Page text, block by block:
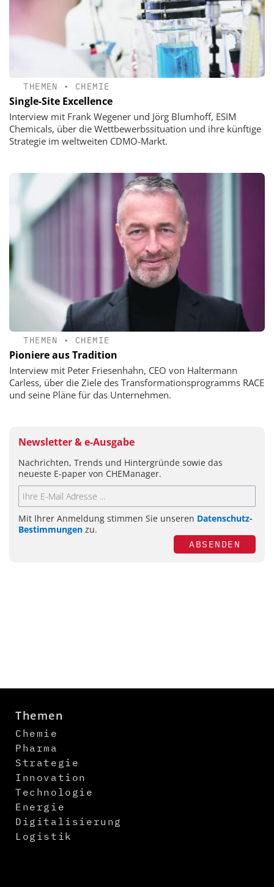
THEMEN • CHEMIE
Single-Site Excellence
Interview mit Frank Wegener und Jörg Blumhoff, ESIM
Chemicals, über die Wettbewerbssituation und ihre künftige
Strategie im weltweiten CDMO-Markt.
THEMEN • CHEMIE
Pioniere aus Tradition
Interview mit Peter Friesenhahn, CEO von Haltermann
Carless, über die Ziele des Transformationsprogramms RACE
und seine Pläne für das Unternehmen.
Newsletter & e-Ausgabe
Nachrichten, Trends und Hintergründe sowie das
neueste E-paper von CHEManager.
Mit Ihrer Anmeldung stimmen Sie unseren Datenschutz-
Bestimmungen zu.
ABSENDEN
Themen
Chemie
Pharma
Strategie
Innovation
Technologie
Energie
Digitalisierung
Logistik